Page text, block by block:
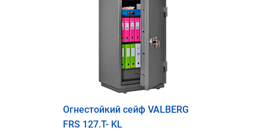
Огнестойкий сейф VALBERG
FRS 127.T- KL